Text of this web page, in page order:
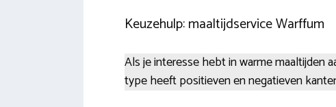
Keuzehulp: maaltijdservice Warffum
Als je interesse hebt in warme maaltijden
type heeft positieven en negatieven